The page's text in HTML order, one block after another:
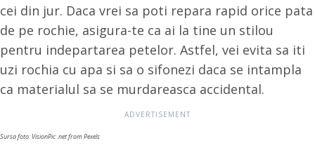
cei din jur. Daca vrei sa poti repara rapid orice pata
de pe rochie, asigura-te ca ai la tine un stilou
pentru indepartarea petelor. Astfel, vei evita sa iti
uzi rochia cu apa si sa o sifonezi daca se intampla
ca materialul sa se murdareasca accidental.
Sursa foto: VisionPic .net from Pexels